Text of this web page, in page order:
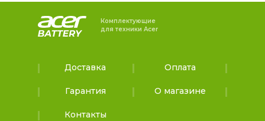
Комплектующие
для техники Acer
Доставка Оплата
Гарантия О магазине
Контакты